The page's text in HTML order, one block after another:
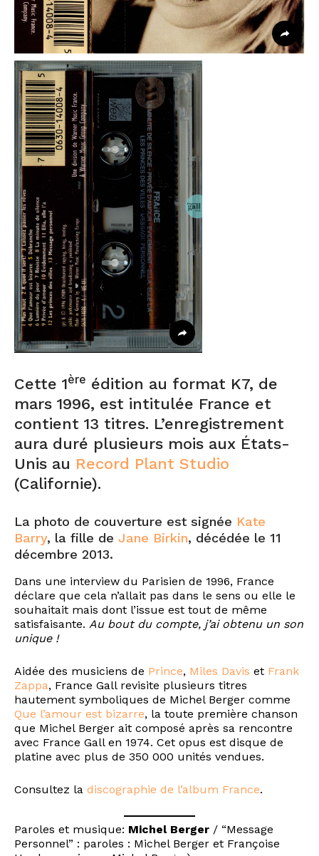
Cette 1ère édition au format K7, de
mars 1996, est intitulée France et
contient 13 titres. L’enregistrement
aura duré plusieurs mois aux États-
Unis au Record Plant Studio
(Californie).
La photo de couverture est signée Kate
Barry, la fille de Jane Birkin, décédée le 11
décembre 2013.
Dans une interview du Parisien de 1996, France
déclare que cela n’allait pas dans le sens ou elle le
souhaitait mais dont l’issue est tout de même
satisfaisante. Au bout du compte, j’ai obtenu un son
unique !
Aidée des musiciens de Prince, Miles Davis et Frank
Zappa, France Gall revisite plusieurs titres
hautement symboliques de Michel Berger comme
Que l’amour est bizarre, la toute première chanson
que Michel Berger ait composé après sa rencontre
avec France Gall en 1974. Cet opus est disque de
platine avec plus de 350 000 unités vendues.
Consultez la discographie de l’album France.
Paroles et musique: Michel Berger / “Message
Personnel” : paroles : Michel Berger et Françoise